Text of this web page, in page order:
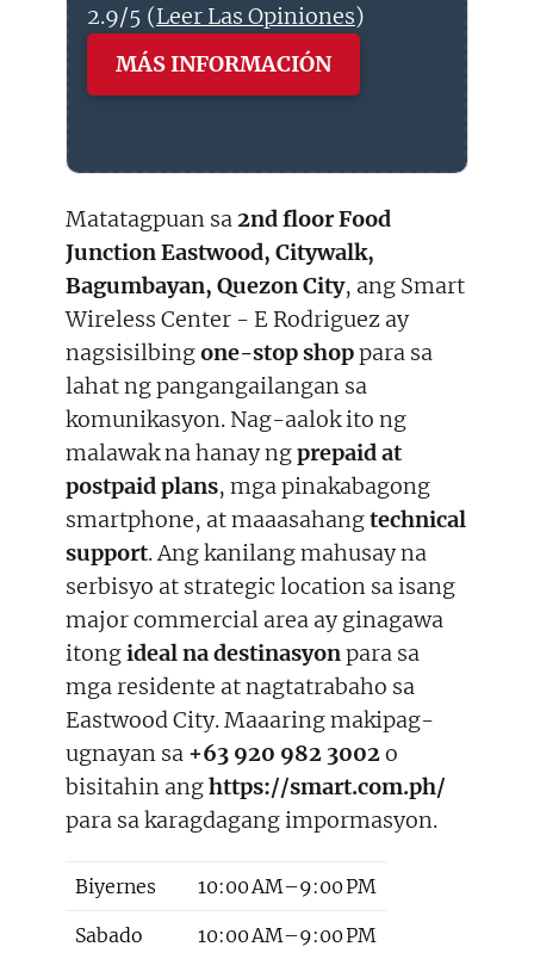
2.9/5 (Leer Las Opiniones)
MÁS INFORMACIÓN
Matatagpuan sa2nd floor Food
Junction Eastwood, Citywalk,
Bagumbayan, Quezon City, ang Smart
Wireless Center - E Rodriguez ay
nagsisilbingone-stop shoppara sa
lahat ng pangangailangan sa
komunikasyon. Nag-aalok ito ng
malawak na hanay ngprepaid at
postpaid plans, mga pinakabagong
smartphone, at maaasahangtechnical
support. Ang kanilang mahusay na
serbisyo at strategic location sa isang
major commercial area ay ginagawa
itongideal na destinasyonpara sa
mga residente at nagtatrabaho sa
Eastwood City. Maaaring makipag-
ugnayan sa +63 920 982 3002o
bisitahin anghttps://smart.com.ph/
para sa karagdagang impormasyon.
Biyernes 10:00 AM–9:00 PM
Sabado 10:00 AM–9:00 PM